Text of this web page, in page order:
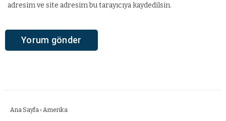
adresim ve site adresim bu tarayıcıya kaydedilsin.
Ana Sayfa › Amerika